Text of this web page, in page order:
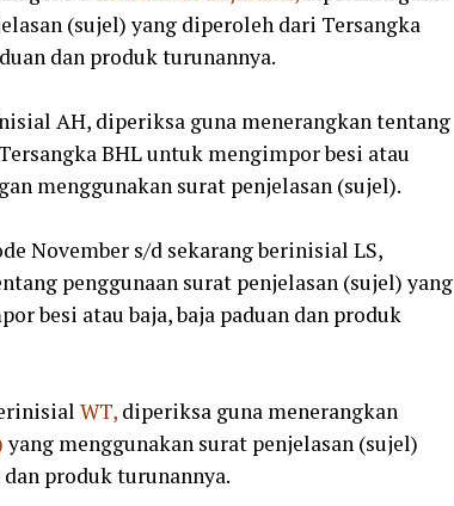
(sujel) yang diperoleh dari Tersangka
dan produk turunannya.
AH, diperiksa guna menerangkan tentang
BHL untuk mengimpor besi atau
menggunakan surat penjelasan (sujel).
November s/d sekarang berinisial LS,
penggunaan surat penjelasan (sujel) yang
besi atau baja, baja paduan dan produk
WT, diperiksa guna menerangkan
yang menggunakan surat penjelasan (sujel)
produk turunannya.